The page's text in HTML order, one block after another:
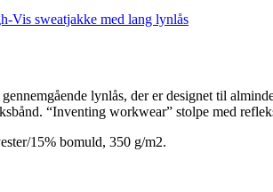
lynlås, der er designet til
“Inventing workwear” stolpe med
15% bomuld, 350 g/m2.